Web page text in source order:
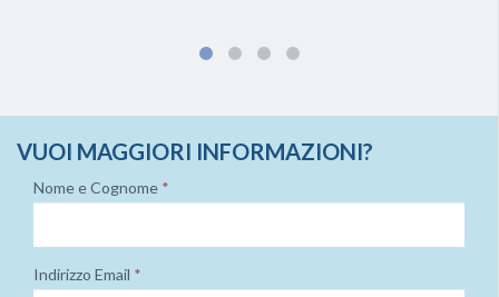
VUOI MAGGIORI INFORMAZIONI?
Nome e Cognome *
Indirizzo Email *